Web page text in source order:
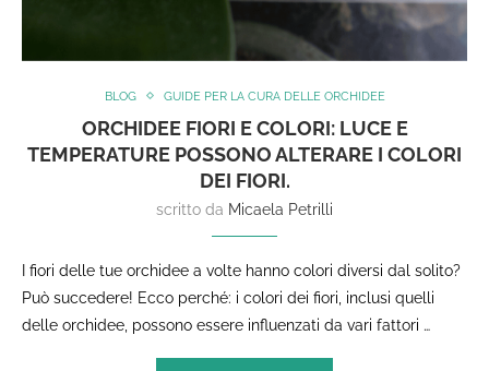
BLOG GUIDE PER LA CURA DELLE ORCHIDEE
ORCHIDEE FIORI E COLORI: LUCE E
TEMPERATURE POSSONO ALTERARE I COLORI
DEI FIORI.
scritto da Micaela Petrilli
I fiori delle tue orchidee a volte hanno colori diversi dal solito?
Può succedere! Ecco perché: i colori dei fiori, inclusi quelli
delle orchidee, possono essere influenzati da vari fattori …